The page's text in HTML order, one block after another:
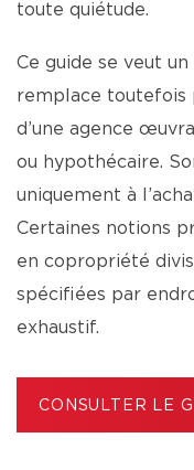
toute quiétude.
Ce guide se veut
remplace toutefois
d’une agence
ou hypothécaire.
uniquement à
Certaines notions
en copropriété
spécifiées par
exhaustif.
CONSULTER LE